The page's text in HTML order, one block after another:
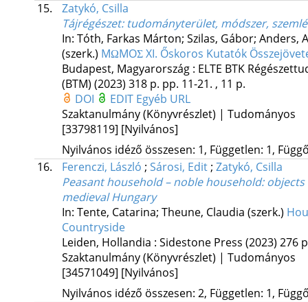
15.
Zatykó, Csilla
Tájrégészet: tudományterület, módszer,
In: Tóth, Farkas Márton; Szilas, Gábor;
(szerk.) MΩMOΣ XI. Őskoros Kutatók
Budapest, Magyarország : ELTE BTK
(BTM) (2023) 318 p. pp. 11-21. , 11 p.
DOI
EDIT Egyéb URL
Szaktanulmány (Könyvrészlet) | Tudományos
[33798119] [Nyilvános]
Nyilvános idéző összesen: 1, Független: 1,
16.
Ferenczi, László ; Sárosi, Edit; Zatykó, Csilla
Peasant household – noble household:
medieval Hungary
In: Tente, Catarina; Theune, Claudia (szerk.)
Countryside
Leiden, Hollandia : Sidestone Press (2023) 276
Szaktanulmány (Könyvrészlet) | Tudományos
[34571049] [Nyilvános]
Nyilvános idéző összesen: 2, Független: 1,